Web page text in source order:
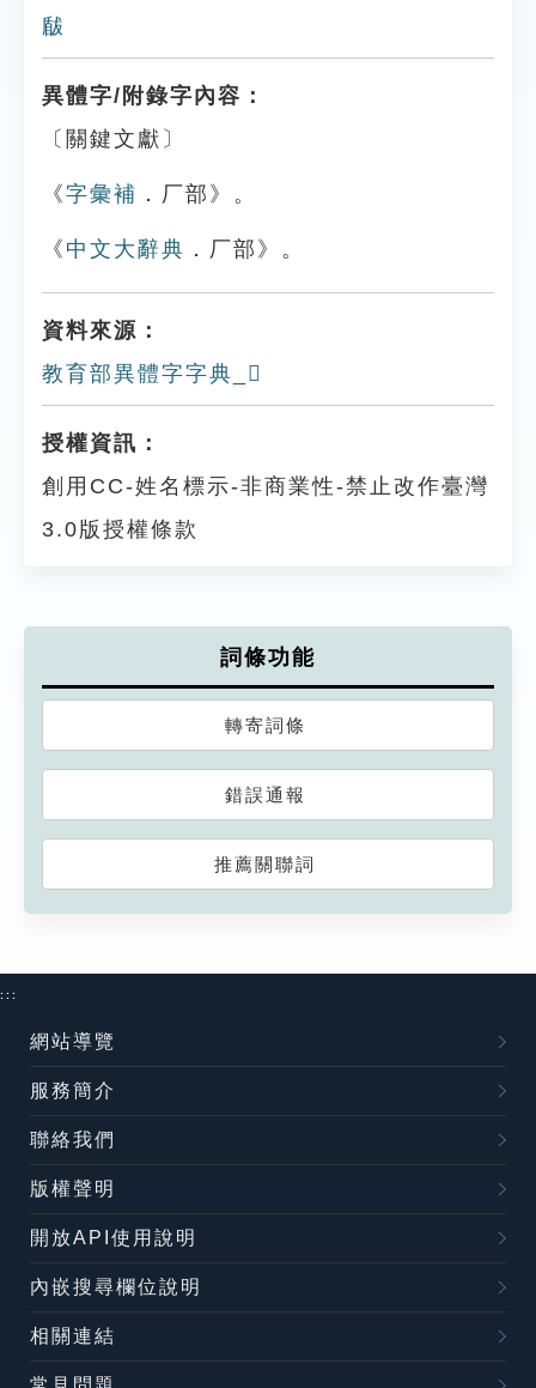
瞂
異體字/附錄字內容：
〔關鍵文獻〕
《字彙補 ．厂部》。
《 中文大辭典 ．厂部》。
資料來源：
教育部異體字字典_𠪫
授權資訊：
創用CC-姓名標示-非商業性-禁止改作臺灣
3.0版授權條款
詞條功能
轉寄詞條
錯誤通報
推薦關聯詞
:::
網站導覽
服務簡介
聯絡我們
版權聲明
開放API使用說明
內嵌搜尋欄位說明
相關連結